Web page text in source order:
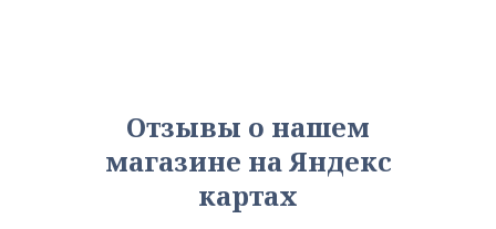
Отзывы о нашем
магазине на Яндекс
картах